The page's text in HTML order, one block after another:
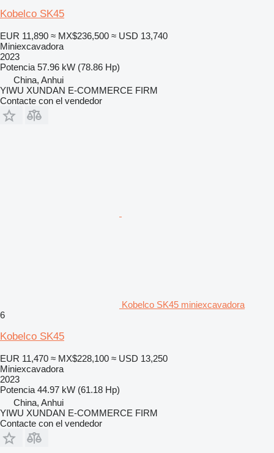
Kobelco SK45
EUR 11,890 ≈ MX$236,500 ≈ USD 13,740
Miniexcavadora
2023
Potencia 57.96 kW (78.86 Hp)
China, Anhui
YIWU XUNDAN E-COMMERCE FIRM
Contacte con el vendedor
Kobelco SK45 miniexcavadora
6
Kobelco SK45
EUR 11,470 ≈ MX$228,100 ≈ USD 13,250
Miniexcavadora
2023
Potencia 44.97 kW (61.18 Hp)
China, Anhui
YIWU XUNDAN E-COMMERCE FIRM
Contacte con el vendedor